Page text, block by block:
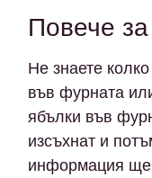
Повече
Не знаете
във фурната
ябълки във
изсъхнат и
информация ще